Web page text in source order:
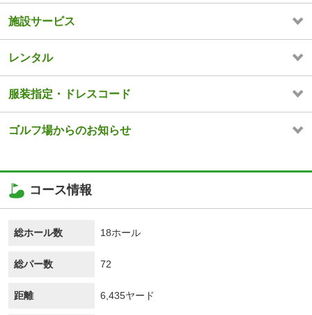
施設サービス
レンタル
服装指定・ドレスコード
ゴルフ場からのお知らせ
コース情報
総ホール数 18ホール
総パー数 72
距離 6,435ヤード